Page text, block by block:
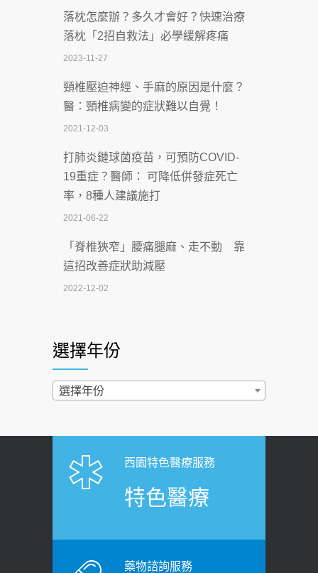
體溫飆破41度！醫連收兩例中暑病例：
致死率達8成
2026-07-07
深耕萬華55年 西園醫院回顧發展歷程與
智慧 醫療布局
2026-07-06
【115年臺北市「防癌保衛戰：健康好禮
一手刮」】 宣導
2026-07-02
2026-07-02
4連霸議員黃秋澤癌逝！食道癌為何奪命
西園醫院55周年 7／10捐血公益活動 邀
民眾熱血響應
2026-06-30
健康肛門痛都是痔瘡?醫談瘍瘍瘻管與肛
裂差異 逾50歲民眾可做1事
原則避免血糖血壓飆高
落枕怎麼辦？多久才會好？快速治療
落枕「2招自救法」必學緩解疼痛
2023-11-27
頸椎壓迫神經、手麻的原因是什麼？
醫：頸椎病變的症狀難以自覺！
2021-12-03
打肺炎鏈球菌疫苗，可預防COVID-
19重症？醫師： 可降低併發症死亡
率，8種人建議施打
2021-06-22
「脊椎狹窄」腰痛腿麻、走不動 靠
這招改善症狀助減壓
2022-12-02
2022-02-17
過量維生素D和鈣恐罹癌? 醫師釋
「落枕」不要大力按脖子！ 1招「伸
展運動」預防落枕
老後睡不好、夜間易跌倒
選擇年份
選擇年份
西園特色醫療服務
特色醫療
藥物諮詢服務